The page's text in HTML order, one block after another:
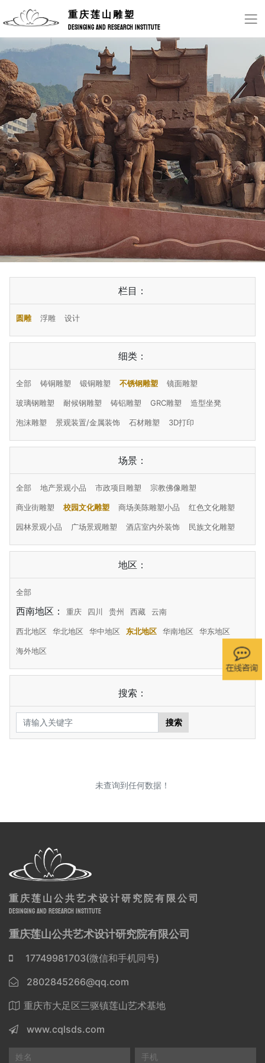
重庆莲山雕塑
DESINGING AND RESEARCH INSTITUTE
栏目：
圆雕 浮雕 设计
细类：
全部 铸铜雕塑 锻铜雕塑 不锈钢雕塑 镜面雕塑
玻璃钢雕塑 耐候钢雕塑 铸铝雕塑 GRC雕塑 造型坐凳
泡沫雕塑 景观装置/金属装饰 石材雕塑 3D打印
场景：
全部 地产景观小品 市政项目雕塑 宗教佛像雕塑
商业街雕塑 校园文化雕塑 商场美陈雕塑小品 红色文化雕塑
园林景观小品 广场景观雕塑 酒店室内外装饰 民族文化雕塑
地区：
全部
西南地区： 重庆 四川 贵州 西藏 云南
西北地区 华北地区 华中地区 东北地区 华南地区 华东地区
海外地区
搜索：
搜索
未查询到任何数据！
重庆莲山公共艺术设计研究院有限公司
DESINGING AND RESEARCH INSTITUTE
重庆莲山公共艺术设计研究院有限公司
17749981703(微信和手机同号)
2802845266@qq.com
重庆市大足区三驱镇莲山艺术基地
www.cqlsds.com